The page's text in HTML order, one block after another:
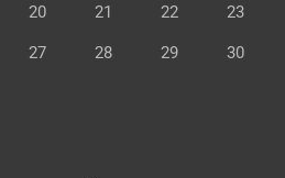
20 21 22 23
27 28 29 30